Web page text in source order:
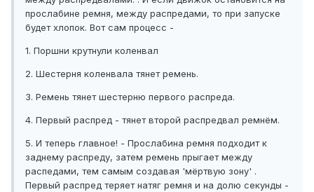
прослабине ремня, между распредами, то при запуске
будет хлопок. Вот сам процесс -
1. Поршни крутнули коленвал
2. Шестерня коленвала тянет ремень.
3. Ремень тянет шестерню первого распреда.
4. Первый распред - тянет второй распредвал ремнём.
5. И теперь главное! - Прослабина ремня подходит к
заднему распреду, затем ремень прыгает между
распедами, тем самым создавая 'мёртвую зону' .
Первый распред теряет натяг ремня и на долю секунды -